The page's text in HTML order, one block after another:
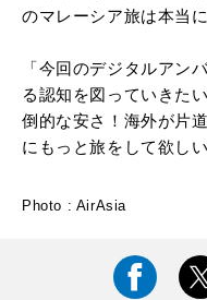
のマレーシア旅は本当
「今回のデジタルアン
る認知を図っていきた
倒的な安さ！海外が片
にもっと旅をして欲し
Photo : AirAsia